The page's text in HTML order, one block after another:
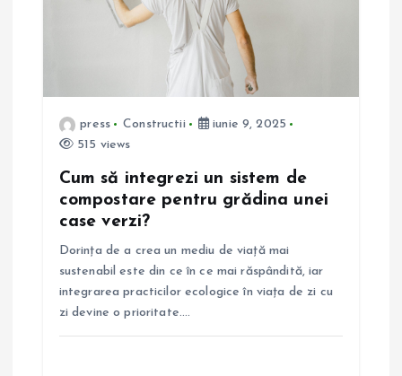
press Constructii
iunie 9, 2025
515 views
Cum să integrezi un sistem de
compostare pentru grădina unei
case verzi?
Dorința de a crea un mediu de viață mai
sustenabil este din ce în ce mai răspândită, iar
integrarea practicilor ecologice în viața de zi cu
zi devine o prioritate.…